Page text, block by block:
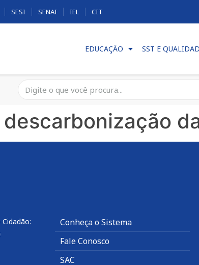
SESI SENAI IEL CIT
EDUCAÇÃO SST E
descarbonização
Conheça o Sistema
Fale Conosco
SAC